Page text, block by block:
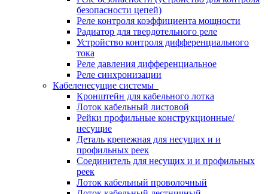
безопасности цепей)
Реле контроля коэффициента мощности
Радиатор для твердотельного реле
Устройство контроля дифференциального
тока
Реле давления дифференциальное
Реле синхронизации
Кабеленесущие системы
Кронштейн для кабельного лотка
Лоток кабельный листовой
Рейки профильные конструкционные/
несущие
Деталь крепежная для несущих и и
профильных реек
Соединитель для несущих и и профильных
реек
Лоток кабельный проволочный